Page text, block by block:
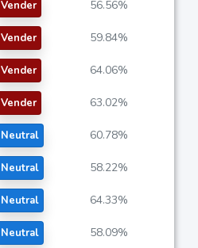
Vender 56.56%
Vender 59.84%
Vender 64.06%
Vender 63.02%
Neutral 60.78%
Neutral 58.22%
Neutral 64.33%
Neutral 58.09%